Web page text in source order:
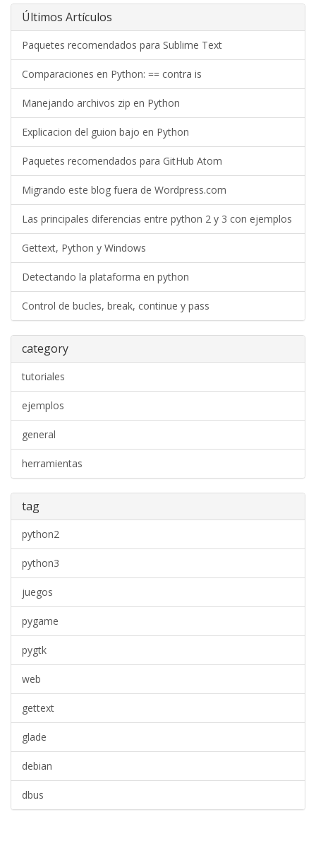
Últimos Artículos
Paquetes recomendados para Sublime Text
Comparaciones en Python: == contra is
Manejando archivos zip en Python
Explicacion del guion bajo en Python
Paquetes recomendados para GitHub Atom
Migrando este blog fuera de Wordpress.com
Las principales diferencias entre python 2 y 3 con ejemplos
Gettext, Python y Windows
Detectando la plataforma en python
Control de bucles, break, continue y pass
category
tutoriales
ejemplos
general
herramientas
tag
python2
python3
juegos
pygame
pygtk
web
gettext
glade
debian
dbus